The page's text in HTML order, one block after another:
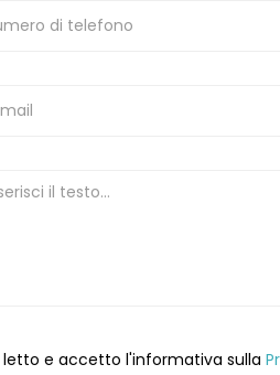
letto e accetto l'informativa sulla